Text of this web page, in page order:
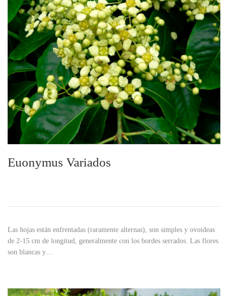
Euonymus Variados
Las hojas están enfrentadas (raramente alternas), son simples y ovoideas
de 2-15 cm de longitud, generalmente con los bordes serrados. Las flores
son blancas y…